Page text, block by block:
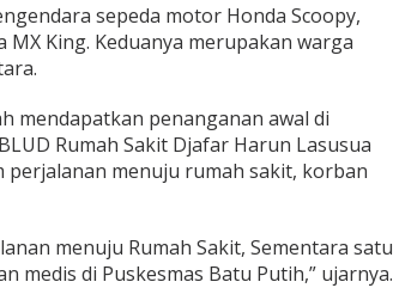
sepeda motor Honda Scoopy,
MX King. Keduanya merupakan warga
mendapatkan penanganan awal di
Rumah Sakit Djafar Harun Lasusua
menuju rumah sakit, korban
menuju Rumah Sakit, Sementara satu
medis di Puskesmas Batu Putih,” ujarnya.